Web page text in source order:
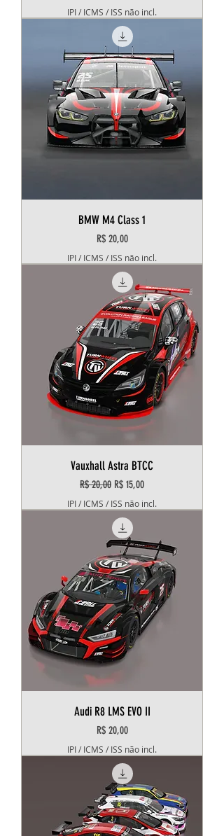
IPI / ICMS / ISS não incl.
BMW M4 Class 1
Preço
R$ 20,00
IPI / ICMS / ISS não incl.
Vauxhall Astra BTCC
Preço normal
R$ 20,00 Preço promocional
R$ 15,00
IPI / ICMS / ISS não incl.
Audi R8 LMS EVO II
Preço
R$ 20,00
IPI / ICMS / ISS não incl.